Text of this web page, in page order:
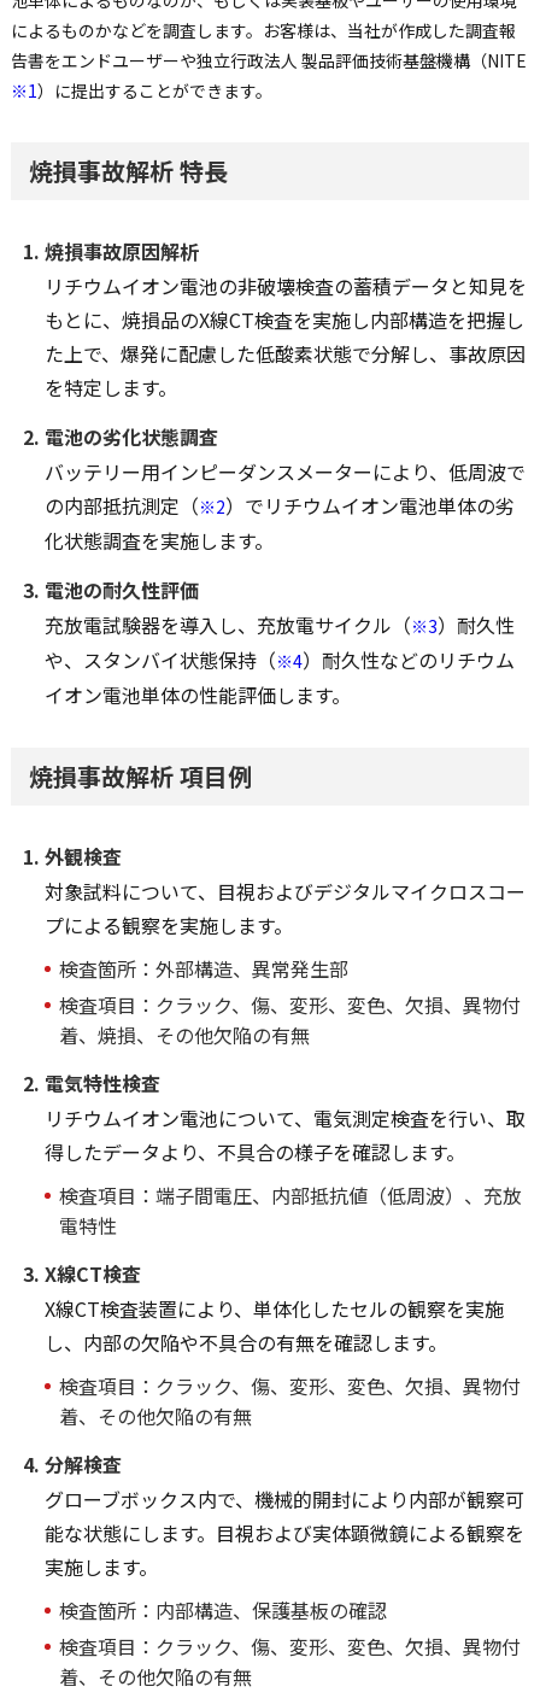
によるものかなどを調査します。お客様は、当社が作成した調査報
告書をエンドユーザーや独立行政法人 製品評価技術基盤機構（NITE
※1）に提出することができます。
焼損事故解析 特長
焼損事故原因解析
リチウムイオン電池の非破壊検査の蓄積データと知見を
もとに、焼損品のX線CT検査を実施し内部構造を把握し
た上で、爆発に配慮した低酸素状態で分解し、事故原因
を特定します。
電池の劣化状態調査
バッテリー用インピーダンスメーターにより、低周波で
の内部抵抗測定（※2）でリチウムイオン電池単体の劣
化状態調査を実施します。
電池の耐久性評価
充放電試験器を導入し、充放電サイクル（※3）耐久性
や、スタンバイ状態保持（※4）耐久性などのリチウム
イオン電池単体の性能評価します。
焼損事故解析 項目例
外観検査
対象試料について、目視およびデジタルマイクロスコー
プによる観察を実施します。
検査箇所：外部構造、異常発生部
検査項目：クラック、傷、変形、変色、欠損、異物付
着、焼損、その他欠陥の有無
電気特性検査
リチウムイオン電池について、電気測定検査を行い、取
得したデータより、不具合の様子を確認します。
検査項目：端子間電圧、内部抵抗値（低周波）、充放
電特性
X線CT検査
X線CT検査装置により、単体化したセルの観察を実施
し、内部の欠陥や不具合の有無を確認します。
検査項目：クラック、傷、変形、変色、欠損、異物付
着、その他欠陥の有無
分解検査
グローブボックス内で、機械的開封により内部が観察可
能な状態にします。目視および実体顕微鏡による観察を
実施します。
検査箇所：内部構造、保護基板の確認
検査項目：クラック、傷、変形、変色、欠損、異物付
着、その他欠陥の有無